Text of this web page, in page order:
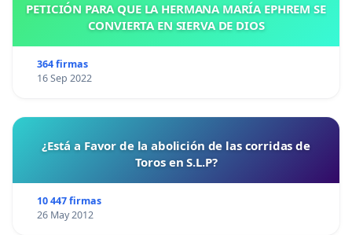
PETICIÓN PARA QUE LA HERMANA MARÍA EPHREM SE
CONVIERTA EN SIERVA DE DIOS
364 firmas
16 Sep 2022
¿Está a Favor de la abolición de las corridas de
Toros en S.L.P?
10 447 firmas
26 May 2012